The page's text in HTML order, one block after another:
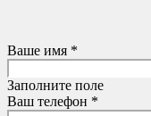
Ваше имя *
Заполните поле
Ваш телефон *